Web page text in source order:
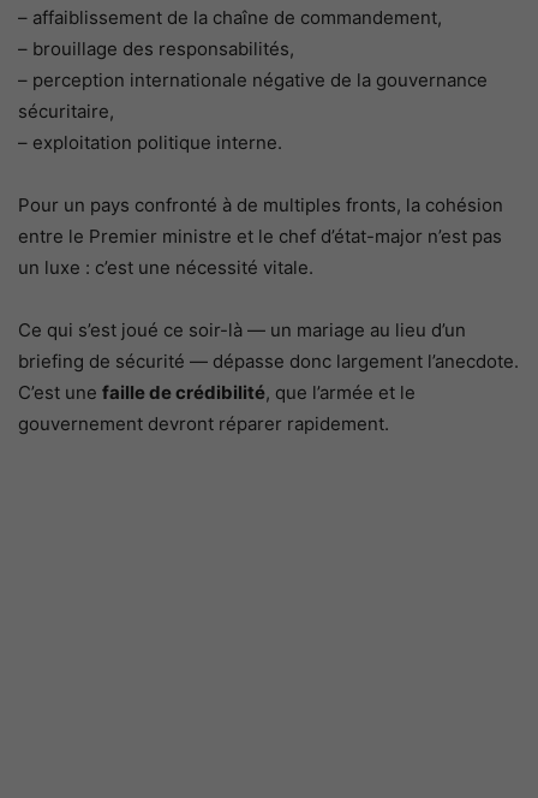
– affaiblissement de la chaîne de commandement,
– brouillage des responsabilités,
– perception internationale négative de la gouvernance
sécuritaire,
– exploitation politique interne.
Pour un pays confronté à de multiples fronts, la cohésion
entre le Premier ministre et le chef d’état-major n’est pas
un luxe : c’est une nécessité vitale.
Ce qui s’est joué ce soir-là — un mariage au lieu d’un
briefing de sécurité — dépasse donc largement l’anecdote.
C’est une faille de crédibilité, que l’armée et le
gouvernement devront réparer rapidement.